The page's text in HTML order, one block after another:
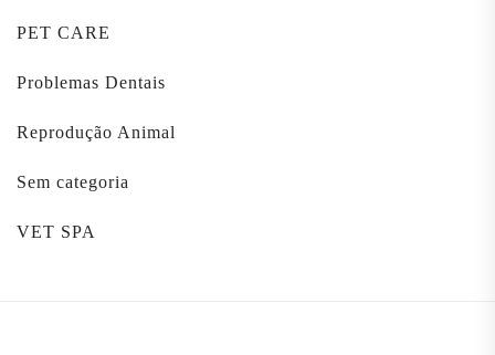
PET CARE
Problemas Dentais
Reprodução Animal
Sem categoria
VET SPA